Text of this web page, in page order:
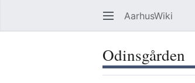
AarhusWiki
Odinsgården